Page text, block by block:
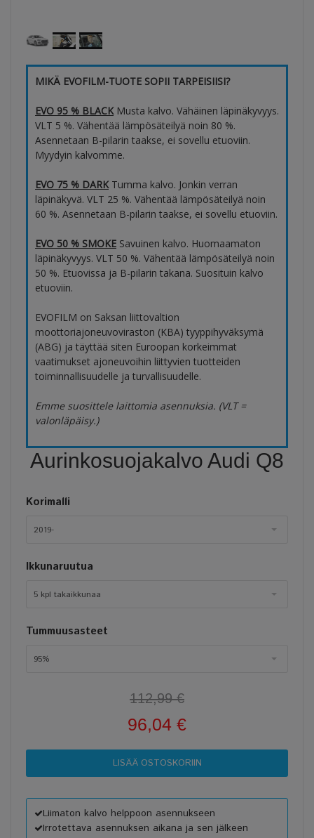
MIKÄ EVOFILM-TUOTE SOPII TARPEISIISI?
EVO 95 % BLACKMusta kalvo. Vähäinen läpinäkyvyys.
VLT 5 %. Vähentää lämpösäteilyä noin 80 %.
Asennetaan B-pilarin taakse, ei sovellu etuoviin.
Myydyin kalvomme.
EVO 75 % DARKTumma kalvo. Jonkin verran
läpinäkyvä. VLT 25 %. Vähentää lämpösäteilyä noin
60 %. Asennetaan B-pilarin taakse, ei sovellu etuoviin.
EVO 50 % SMOKE Savuinen kalvo. Huomaamaton
läpinäkyvyys. VLT 50 %. Vähentää lämpösäteilyä noin
50 %. Etuovissa ja B-pilarin takana. Suosituin kalvo
etuoviin.
EVOFILM on Saksan liittovaltion
moottoriajoneuvoviraston (KBA) tyyppihyväksymä
(ABG) ja täyttää siten Euroopan korkeimmat
vaatimukset ajoneuvoihin liittyvien tuotteiden
toiminnallisuudelle ja turvallisuudelle.
Emme suosittele laittomia asennuksia. (VLT =
valonläpäisy.)
Aurinkosuojakalvo Audi Q8
Korimalli
2019-
Ikkunaruutua
5 kpl takaikkunaa
Tummuusasteet
95%
112,99 €
96,04 €
Liimaton kalvo helppoon asennukseen
Irrotettava asennuksen aikana ja sen jälkeen